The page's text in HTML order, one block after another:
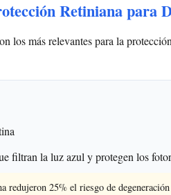
Retiniana para
los más relevantes para la
filtran la luz azul y protegen los
redujeron 25% el riesgo de